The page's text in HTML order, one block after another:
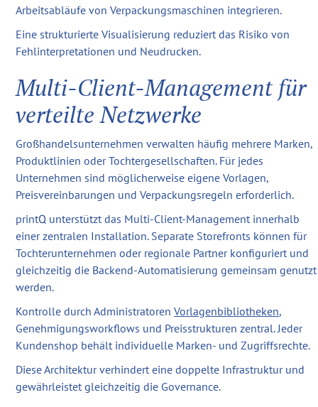
Arbeitsabläufe von Verpackungsmaschinen integrieren.
Eine strukturierte Visualisierung reduziert das Risiko von
Fehlinterpretationen und Neudrucken.
Multi-Client-Management für
verteilte Netzwerke
Großhandelsunternehmen verwalten häufig mehrere Marken,
Produktlinien oder Tochtergesellschaften. Für jedes
Unternehmen sind möglicherweise eigene Vorlagen,
Preisvereinbarungen und Verpackungsregeln erforderlich.
printQ unterstützt das Multi-Client-Management innerhalb
einer zentralen Installation. Separate Storefronts können für
Tochterunternehmen oder regionale Partner konfiguriert und
gleichzeitig die Backend-Automatisierung gemeinsam genutzt
werden.
Kontrolle durch AdministratorenVorlagenbibliotheken,
Genehmigungsworkflows und Preisstrukturen zentral. Jeder
Kundenshop behält individuelle Marken- und Zugriffsrechte.
Diese Architektur verhindert eine doppelte Infrastruktur und
gewährleistet gleichzeitig die Governance.